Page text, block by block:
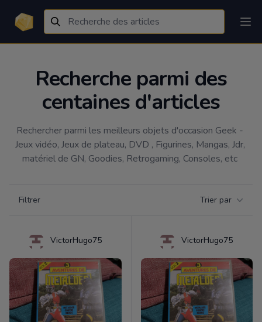
Recherche parmi des
centaines d'articles
Rechercher parmi les meilleurs objets d'occasion Geek -
Jeux vidéo, Jeux de plateau, DVD , Figurines, Mangas, Jdr,
matériel de GN, Goodies, Retrogaming, Consoles, etc
Filtrer Trier par
VictorHugo75 VictorHugo75